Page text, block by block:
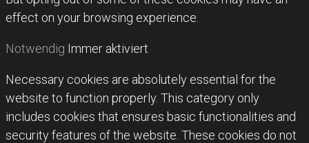
effect on your browsing experience.
Notwendig Immer aktiviert
Necessary cookies are absolutely essential for the
website to function properly. This category only
includes cookies that ensures basic functionalities and
security features of the website. These cookies do not